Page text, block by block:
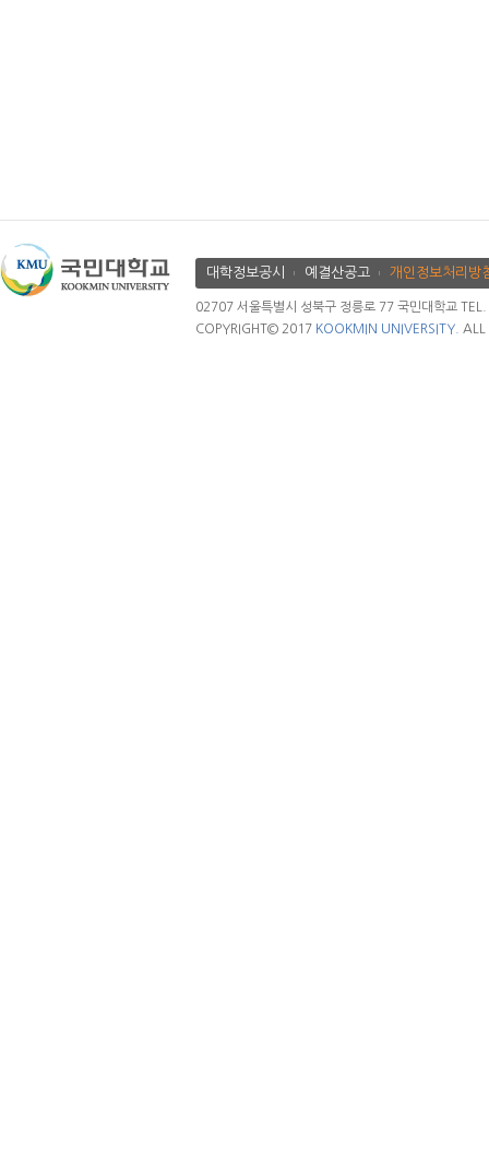
대학정보공시 예결산공고 개인정보처리방
02707 서울특별시 성북구 정릉로 77 국민대학교
COPYRIGHT© 2017 KOOKMIN UNIVERSITY. ALL